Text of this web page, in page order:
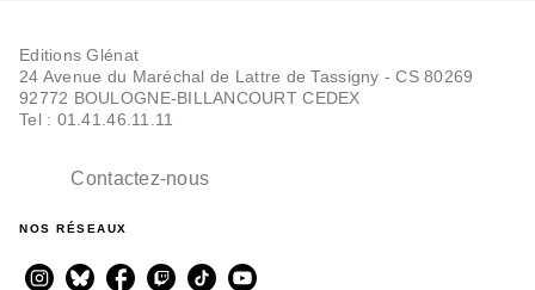
Editions Glénat
24 Avenue du Maréchal de Lattre de Tassigny - CS 80269
92772 BOULOGNE-BILLANCOURT CEDEX
Tel : 01.41.46.11.11
Contactez-nous
NOS RÉSEAUX